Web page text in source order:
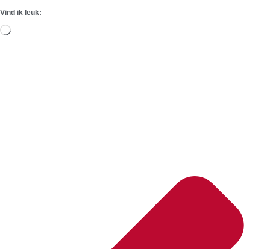
Vind ik leuk:
Aan